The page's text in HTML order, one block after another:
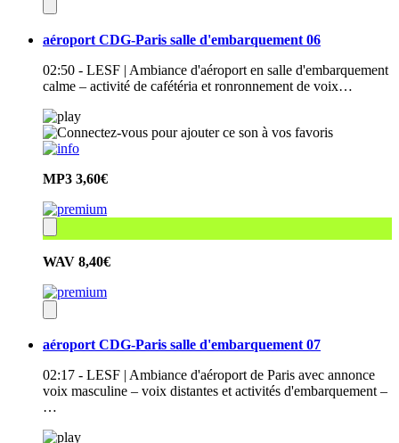
aéroport CDG-Paris salle d'embarquement 06
02:50 - LESF | Ambiance d'aéroport en salle d'embarquement
calme – activité de cafétéria et ronronnement de voix…
MP3 3,60€
WAV 8,40€
aéroport CDG-Paris salle d'embarquement 07
02:17 - LESF | Ambiance d'aéroport de Paris avec annonce
voix masculine – voix distantes et activités d'embarquement –
…